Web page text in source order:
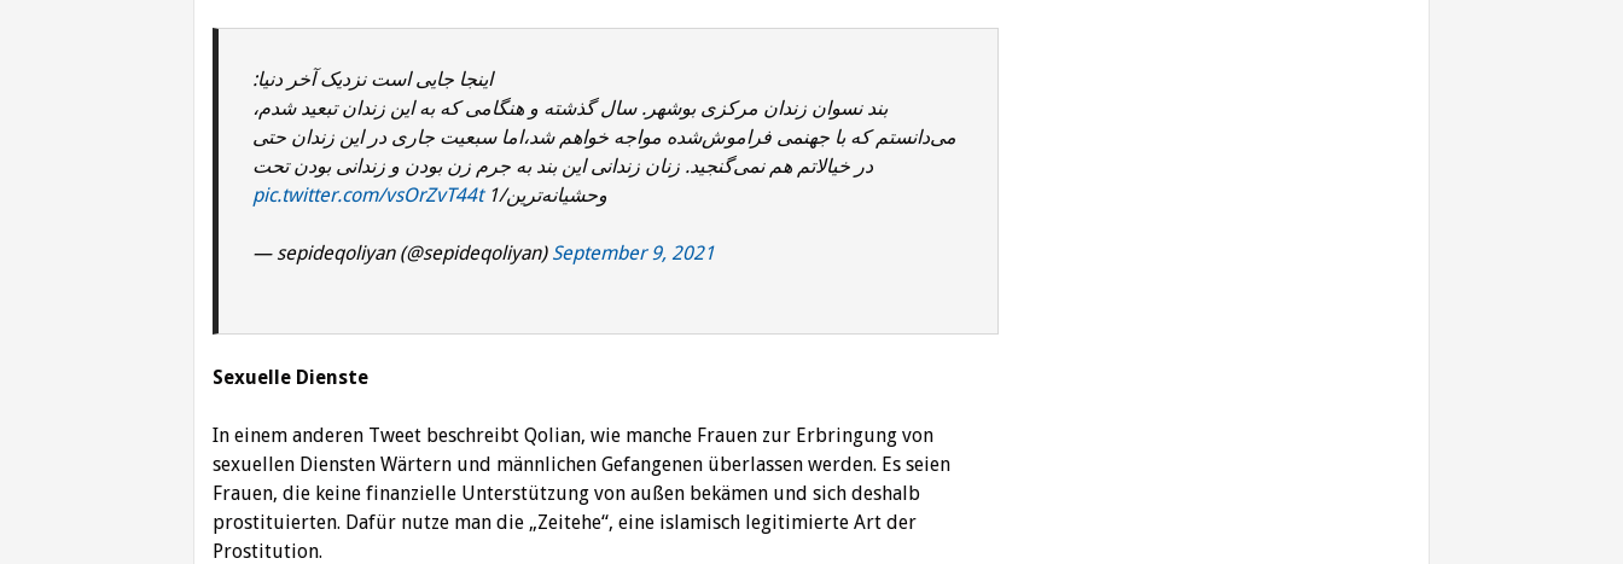
اینجا جایی است نزدیک آخر دنیا:
بند نسوان زندان مرکزی بوشهر. سال گذشته و هنگامی که به این زندان تبعید شدم،
می‌دانستم که با جهنمی فراموش‌شده مواجه خواهم شد،اما سبعیت جاری در این زندان حتی
در خیالاتم هم نمی‌گنجید. زنان زندانی این بند به جرم زن بودن و زندانی بودن تحت
وحشیانه‌ترین/1
pic.twitter.com/vsOrZvT44t
— sepideqoliyan (@sepideqoliyan) September 9, 2021
Sexuelle Dienste
In einem anderen Tweet beschreibt Qolian, wie manche Frauen zur Erbringung von
sexuellen Diensten Wärtern und männlichen Gefangenen überlassen werden. Es seien
Frauen, die keine finanzielle Unterstützung von außen bekämen und sich deshalb
prostituierten. Dafür nutze man die „Zeitehe“, eine islamisch legitimierte Art der
Prostitution.